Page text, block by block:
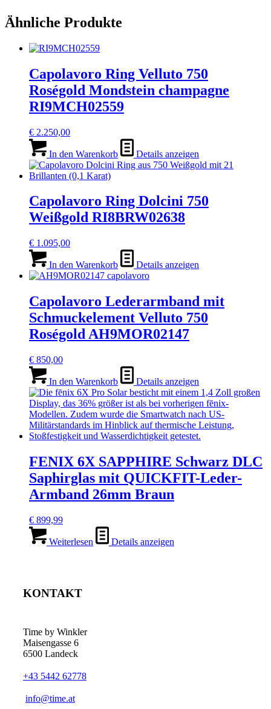
Ähnliche Produkte
Capolavoro Ring Velluto 750
Roségold Mondstein champagne
RI9MCH02559
€ 2.250,00
In den Warenkorb Details anzeigen
Capolavoro Ring Dolcini 750
Weißgold RI8BRW02638
€ 1.095,00
In den Warenkorb Details anzeigen
Capolavoro Lederarmband mit
Schmuckelement Velluto 750
Roségold AH9MOR02147
€ 850,00
In den Warenkorb Details anzeigen
FENIX 6X SAPPHIRE Schwarz DLC
Saphirglas mit QUICKFIT-Leder-
Armband 26mm Braun
€ 899,99
Weiterlesen Details anzeigen
KONTAKT
Time by Winkler
Maisengasse 6
6500 Landeck
+43 5442 62778
­info@time.at